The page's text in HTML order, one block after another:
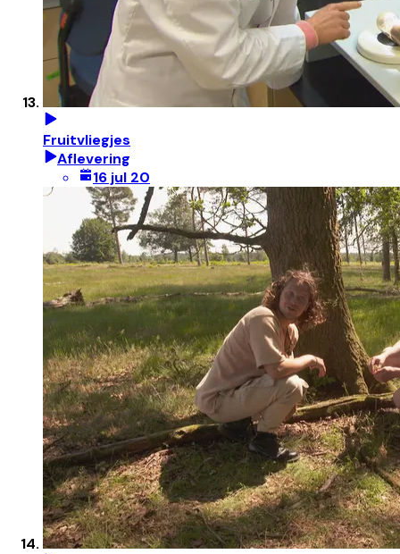
Fruitvliegjes
Aflevering
16 jul 20